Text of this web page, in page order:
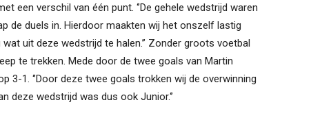
een verschil van één punt. ‘’De gehele wedstrijd waren
de duels in. Hierdoor maakten wij het onszelf lastig
uit deze wedstrijd te halen.’’ Zonder groots voetbal
te trekken. Mede door de twee goals van Martin
3-1. ‘’Door deze twee goals trokken wij de overwinning
wedstrijd was dus ook Junior.‘’